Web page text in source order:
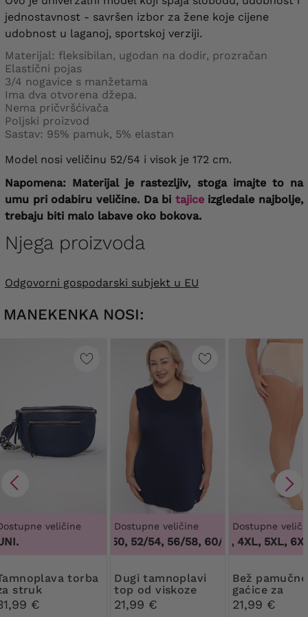
jednostavnost - savršen izbor za žene koje cijene
udobnost u laganoj, sportskoj verziji.
Materijal: fleksibilan, ugodan na dodir, prozračan
Elastični pojas
3/4 nogavice s manžetama
Ima dva otvorena džepa.
Nema pričvršćivača
Poljski proizvod
Sastav: 95% pamuk, 5% elastan
Model nosi veličinu 52/54 i visok je 172 cm.
Napomena: Materijal je rastezljiv, stoga imajte to na
umu pri odabiru veličine. Da bi tajiceizgledale najbolje,
trebaju biti malo labave oko bokova.
Njega proizvoda
Odgovorni gospodarski subjekt u EU
MANEKENKA NOSI:
veličine
struk
€
Dostupne veličine
48/50, 52/54, 56/58, 60/62,48/50, 52/
Dugi tamnoplavi
top od viskoze
21,99 €
Dostupne
3XL, 4XL, 5XL,
Bež pamučne
gaćice za
oblikovanje
čipkom
21,99 €